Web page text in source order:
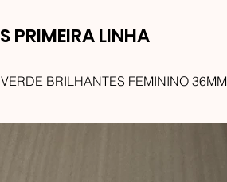
PRIMEIRA LINHA
BRILHANTES FEMININO 36MM